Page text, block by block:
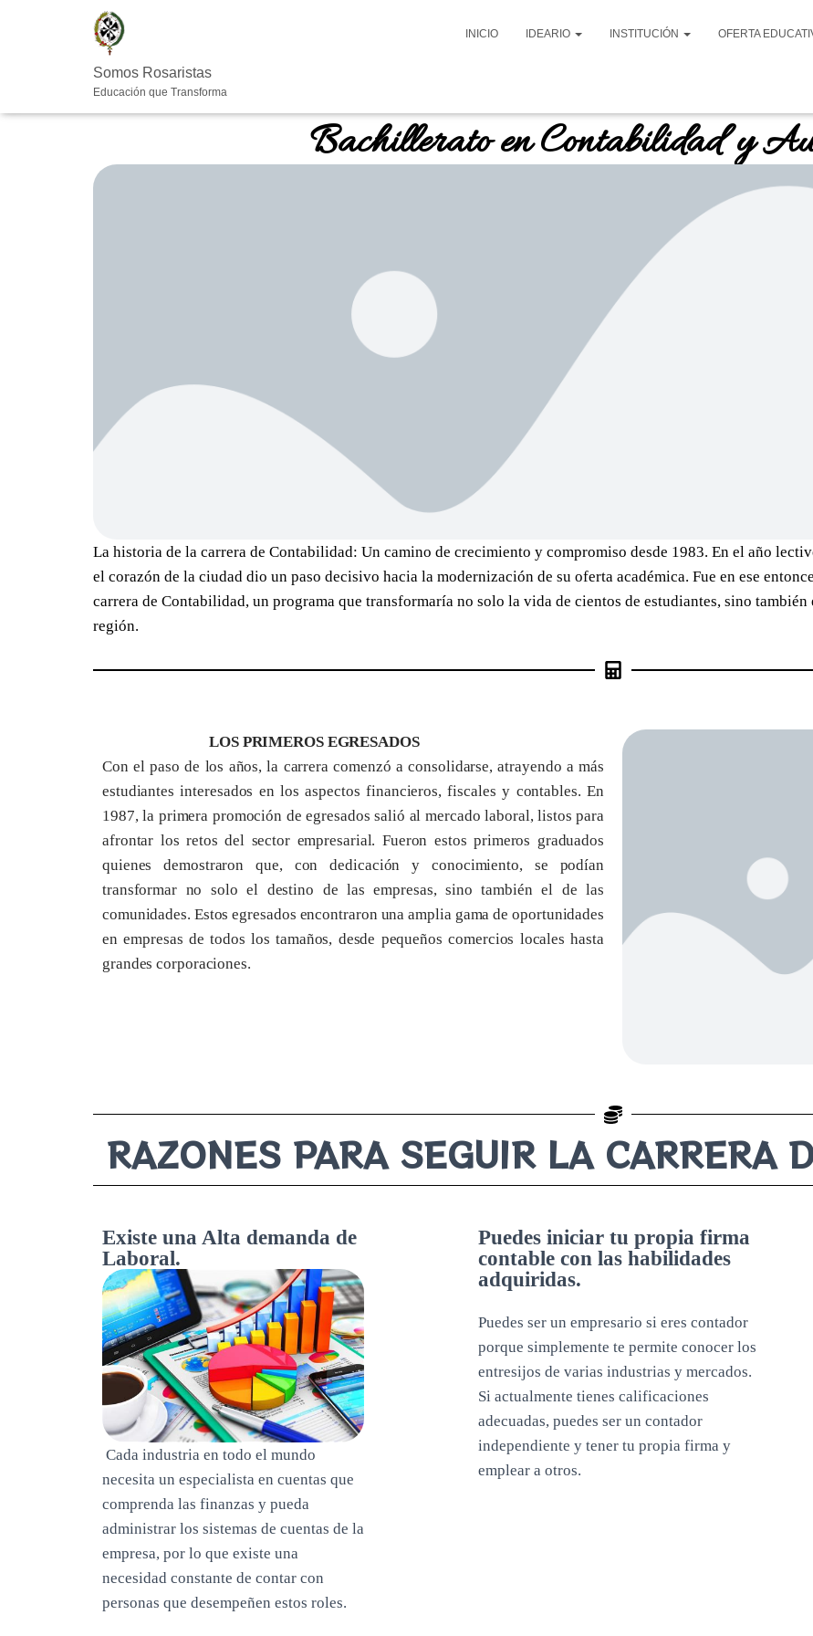
Somos Rosaristas
Educación que Transforma
INICIO IDEARIO INSTITUCIÓN OFERTA
Bachillerato en Contabilidad y
La historia de la carrera de Contabilidad: Un camino de crecimiento y compromiso desde 1983. En el año
el corazón de la ciudad dio un paso decisivo hacia la modernización de su oferta académica. Fue en ese
carrera de Contabilidad, un programa que transformaría no solo la vida de cientos de estudiantes, sino
región.
LOS PRIMEROS EGRESADOS
Con el paso de los años, la carrera comenzó a consolidarse, atrayendo a más
estudiantes interesados en los aspectos financieros, fiscales y contables. En
1987, la primera promoción de egresados salió al mercado laboral, listos para
afrontar los retos del sector empresarial. Fueron estos primeros graduados
quienes demostraron que, con dedicación y conocimiento, se podían
transformar no solo el destino de las empresas, sino también el de las
comunidades. Estos egresados encontraron una amplia gama de oportunidades
en empresas de todos los tamaños, desde pequeños comercios locales hasta
grandes corporaciones.
RAZONES PARA SEGUIR LA CARRERA
Existe una Alta demanda de
Laboral.
Cada industria en todo el mundo
necesita un especialista en cuentas que
comprenda las finanzas y pueda
administrar los sistemas de cuentas de la
empresa, por lo que existe una
necesidad constante de contar con
personas que desempeñen estos roles.
Puedes iniciar tu propia firma
contable con las habilidades
adquiridas.
Puedes ser un empresario si eres contador
porque simplemente te permite conocer los
entresijos de varias industrias y mercados.
Si actualmente tienes calificaciones
adecuadas, puedes ser un contador
independiente y tener tu propia firma y
emplear a otros.